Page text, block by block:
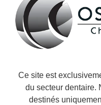
Il reste actuellement 10
DÉTAILS DU PRODUIT
Ce site est
du secteur dentaire.
destinés